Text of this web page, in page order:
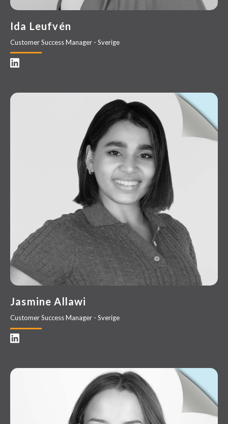
Ida Leufvén
Customer Success Manager - Sverige
Jasmine Allawi
Customer Success Manager - Sverige